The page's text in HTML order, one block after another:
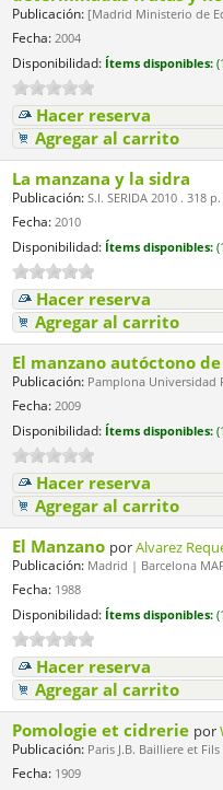
Publicación: [Madrid Ministerio de
Fecha: 2004
Disponibilidad: Ítems disponibles:
Hacer reserva
Agregar al carrito
La manzana y la sidra
Publicación: S.l. SERIDA 2010 . 318
Fecha: 2010
Disponibilidad: Ítems disponibles:
Hacer reserva
Agregar al carrito
El manzano autóctono
Publicación: Pamplona Universidad
Fecha: 2009
Disponibilidad: Ítems disponibles:
Hacer reserva
Agregar al carrito
El Manzano porAlvarez
Publicación: Madrid | Barcelona
Fecha: 1988
Disponibilidad: Ítems disponibles:
Hacer reserva
Agregar al carrito
Pomologie et cidrerie por
Publicación: Paris J.B. Bailliere et
Fecha: 1909